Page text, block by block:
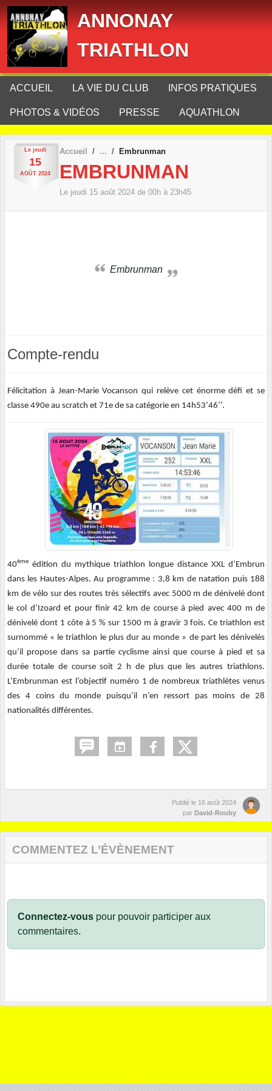
ANNONAY
TRIATHLON
ACCUEIL LA VIE DU CLUB INFOS PRATIQUES
PHOTOS & VIDÉOS PRESSE AQUATHLON
Le jeudi
15
AOÛT 2024
Accueil Embrunman
EMBRUNMAN
Le jeudi 15 août 2024 de 00h à 23h45
Embrunman
Compte-rendu
Félicitation à Jean-Marie Vocanson qui relève cet énorme défi et se
classe 490e au scratch et 71e de sa catégorie en 14h53’46’’.
40ème édition du mythique triathlon longue distance XXL d’Embrun
dans les Hautes-Alpes. Au programme : 3,8 km de natation puis 188
km de vélo sur des routes très sélectifs avec 5000 m de dénivelé dont
le col d’Izoard et pour finir 42 km de course à pied avec 400 m de
dénivelé dont 1 côte à 5 % sur 1500 m à gravir 3 fois. Ce triathlon est
surnommé « le triathlon le plus dur au monde » de part les dénivelés
qu’il propose dans sa partie cyclisme ainsi que course à pied et sa
durée totale de course soit 2 h de plus que les autres triathlons.
L’Embrunman est l’objectif numéro 1 de nombreux triathlètes venus
des 4 coins du monde puisqu’il n’en ressort pas moins de 28
nationalités différentes.
Publié le 16 août 2024
par David-Rouby
COMMENTEZ L’ÉVÈNEMENT
Connectez-vous pour pouvoir participer aux
commentaires.
Panneau de gestion des cookies